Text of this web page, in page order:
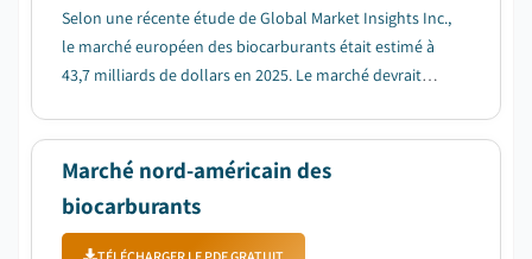
Selon une récente étude de Global Market Insights Inc.,
le marché européen des biocarburants était estimé à
43,7 milliards de dollars en 2025. Le marché devrait
Marché nord-américain des
biocarburants
TÉLÉCHARGER LE PDF GRATUIT